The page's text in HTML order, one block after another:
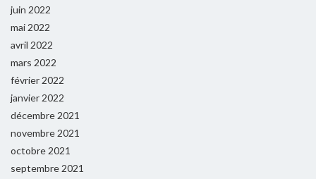
juin 2022
mai 2022
avril 2022
mars 2022
février 2022
janvier 2022
décembre 2021
novembre 2021
octobre 2021
septembre 2021